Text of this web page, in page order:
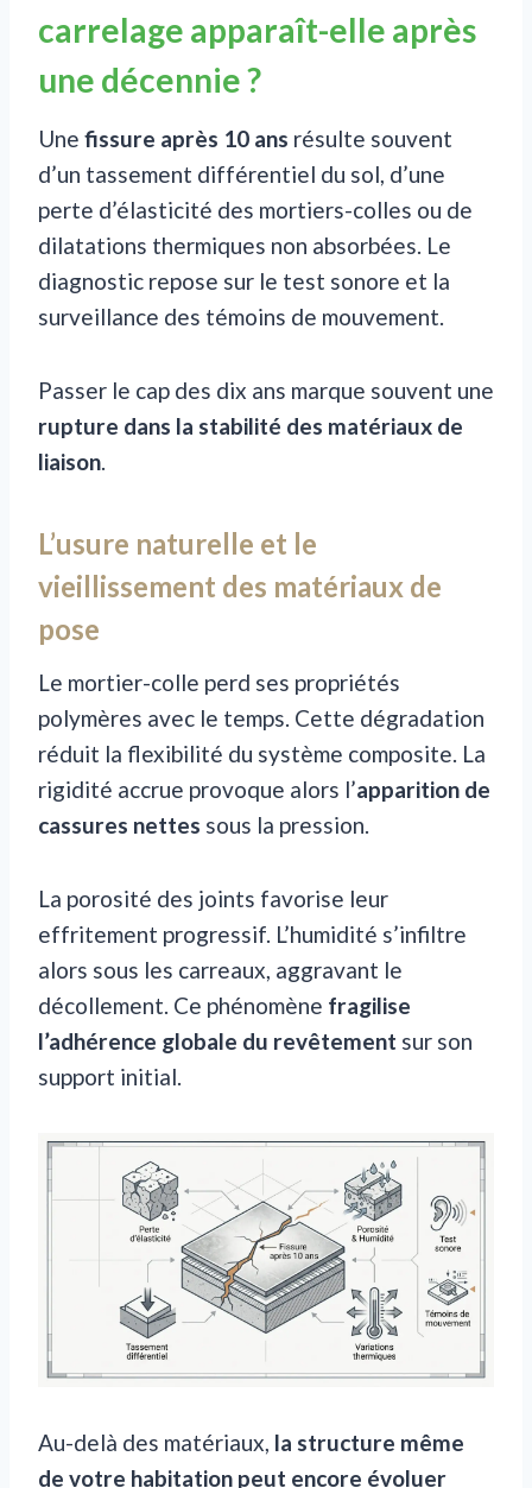
carrelage apparaît-elle après
une décennie ?
Une fissure après 10 ans résulte souvent
d’un tassement différentiel du sol, d’une
perte d’élasticité des mortiers-colles ou de
dilatations thermiques non absorbées. Le
diagnostic repose sur le test sonore et la
surveillance des témoins de mouvement.
Passer le cap des dix ans marque souvent une
rupture dans la stabilité des matériaux de
liaison.
L’usure naturelle et le
vieillissement des matériaux de
pose
Le mortier-colle perd ses propriétés
polymères avec le temps. Cette dégradation
réduit la flexibilité du système composite. La
rigidité accrue provoque alors l’apparition de
cassures nettes sous la pression.
La porosité des joints favorise leur
effritement progressif. L’humidité s’infiltre
alors sous les carreaux, aggravant le
décollement. Ce phénomène fragilise
l’adhérence globale du revêtement sur son
support initial.
Au-delà des matériaux, la structure même
de votre habitation peut encore évoluer